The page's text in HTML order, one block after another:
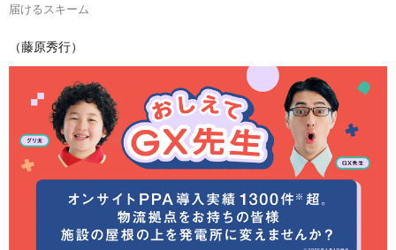
届けるスキーム
（藤原秀行）